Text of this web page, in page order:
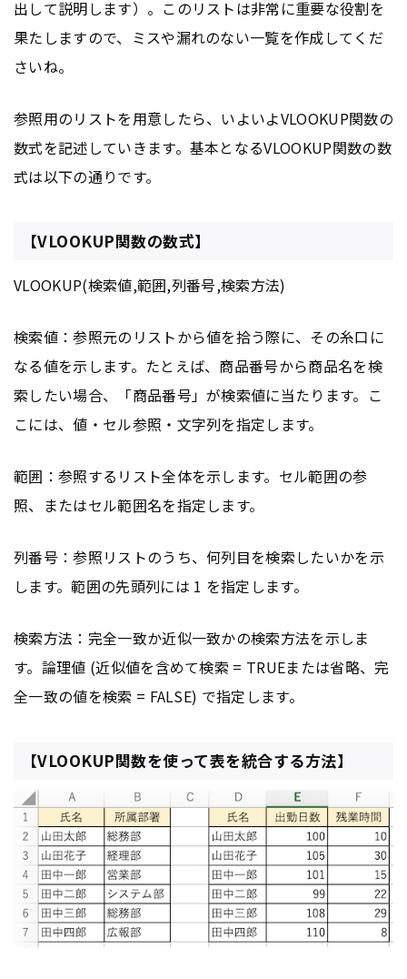
出して説明します）。このリストは非常に重要な役割を
果たしますので、ミスや漏れのない一覧を作成してくだ
さいね。
参照用のリストを用意したら、いよいよVLOOKUP関数の
数式を記述していきます。基本となるVLOOKUP関数の数
式は以下の通りです。
【VLOOKUP関数の数式】
VLOOKUP(検索値,範囲,列番号,検索方法)
検索値：参照元のリストから値を拾う際に、その糸口に
なる値を示します。たとえば、商品番号から商品名を検
索したい場合、「商品番号」が検索値に当たります。こ
こには、値・セル参照・文字列を指定します。
範囲：参照するリスト全体を示します。セル範囲の参
照、またはセル範囲名を指定します。
列番号：参照リストのうち、何列目を検索したいかを示
します。範囲の先頭列には 1 を指定します。
検索方法：完全一致か近似一致かの検索方法を示しま
す。論理値 (近似値を含めて検索 = TRUEまたは省略、完
全一致の値を検索 = FALSE) で指定します。
【VLOOKUP関数を使って表を統合する方法】